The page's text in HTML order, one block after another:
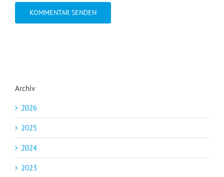
Archiv
2026
2025
2024
2023